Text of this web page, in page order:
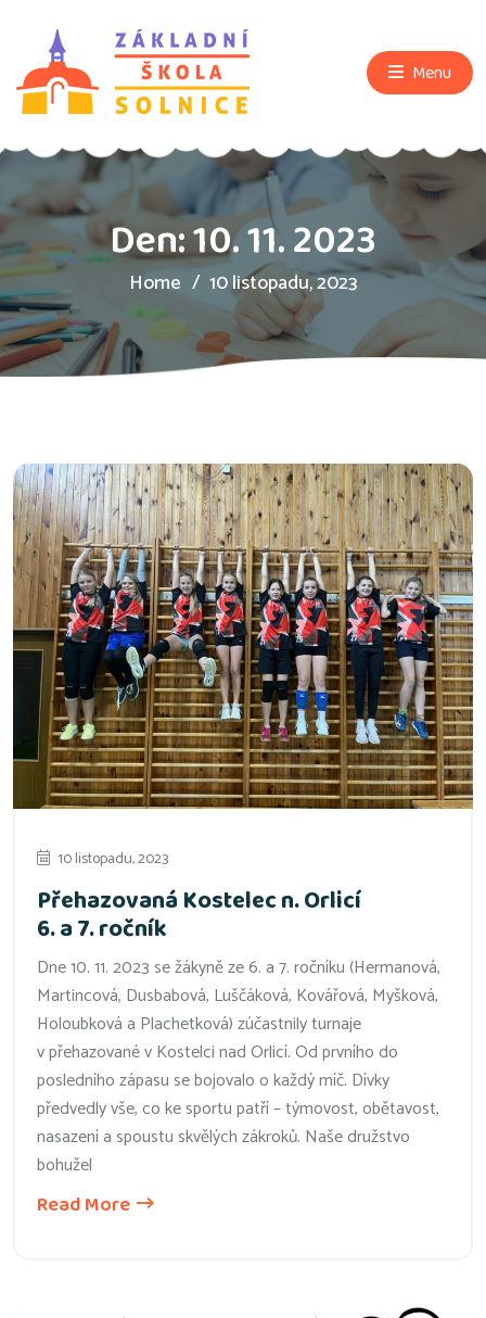
Menu
Den:10. 11. 2023
Home 10 listopadu, 2023
10 listopadu, 2023
Přehazovaná Kostelec n. Orlicí
6. a 7. ročník
Dne 10. 11. 2023 se žákyně ze 6. a 7. ročníku (Hermanová,
Martincová, Dusbabová, Luščáková, Kovářová, Myšková,
Holoubková a Plachetková) zúčastnily turnaje
v přehazované v Kostelci nad Orlicí. Od prvního do
posledního zápasu se bojovalo o každý míč. Dívky
předvedly vše, co ke sportu patří – týmovost, obětavost,
nasazení a spoustu skvělých zákroků. Naše družstvo
bohužel
Read More